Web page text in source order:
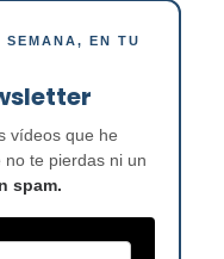
EN TU
vídeos que he
te pierdas ni un
spam.